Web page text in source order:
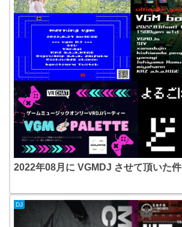
2022年08月に VGMDJ させて頂いた件
DJ